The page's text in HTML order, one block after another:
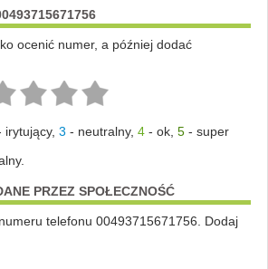
ocenić numer, a później dodać
irytujący, 3 - neutralny, 4- ok, 5- super
PRZEZ SPOŁECZNOŚĆ
telefonu 00493715671756. Dodaj